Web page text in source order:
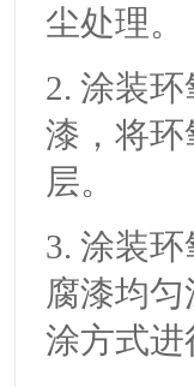
尘处理。
2. 涂装
漆，将
层。
3. 涂装
腐漆均
涂方式